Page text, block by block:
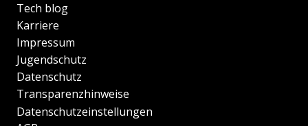
Tech blog
Karriere
Impressum
Jugendschutz
Datenschutz
Transparenzhinweise
Datenschutzeinstellungen